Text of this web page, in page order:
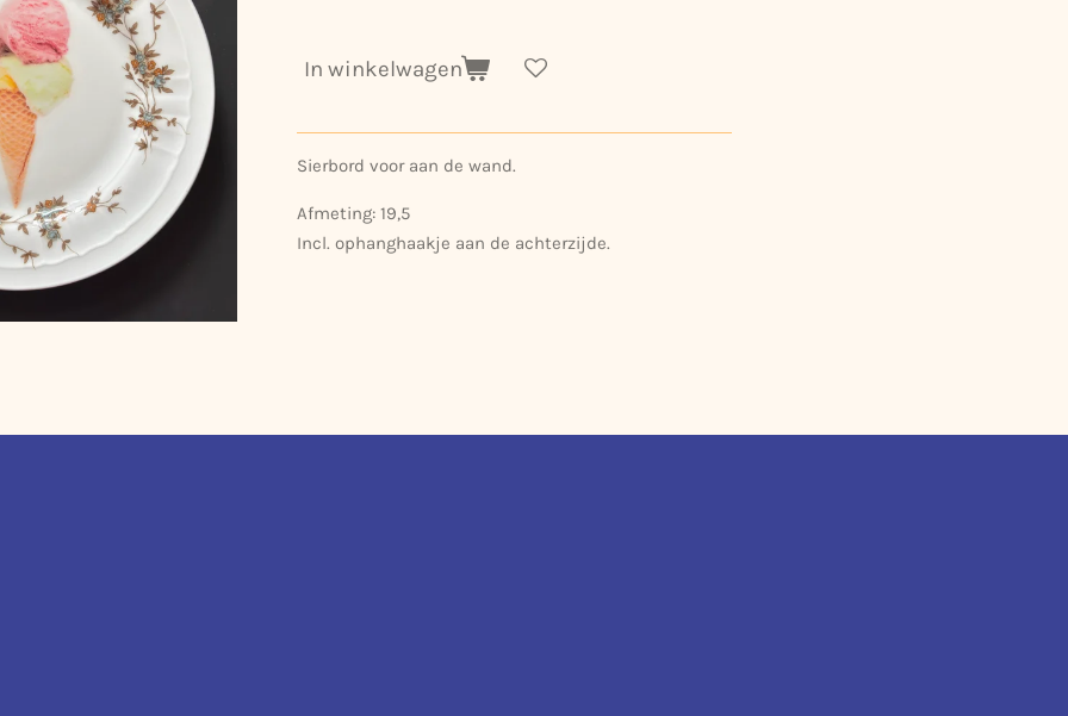
In winkelwagen
Sierbord voor aan de wand.
Afmeting: 19,5
Incl. ophanghaakje aan de achterzijde.